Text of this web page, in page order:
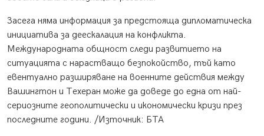
Засега няма информация за предстояща дипломатическа
инициатива за деескалация на конфликта.
Международната общност следи развитието на
ситуацията с нарастващо безпокойство, тъй като
евентуално разширяване на военните действия между
Вашингтон и Техеран може да доведе до една от най-
сериозните геополитически и икономически кризи през
последните години. /Източник: БТА